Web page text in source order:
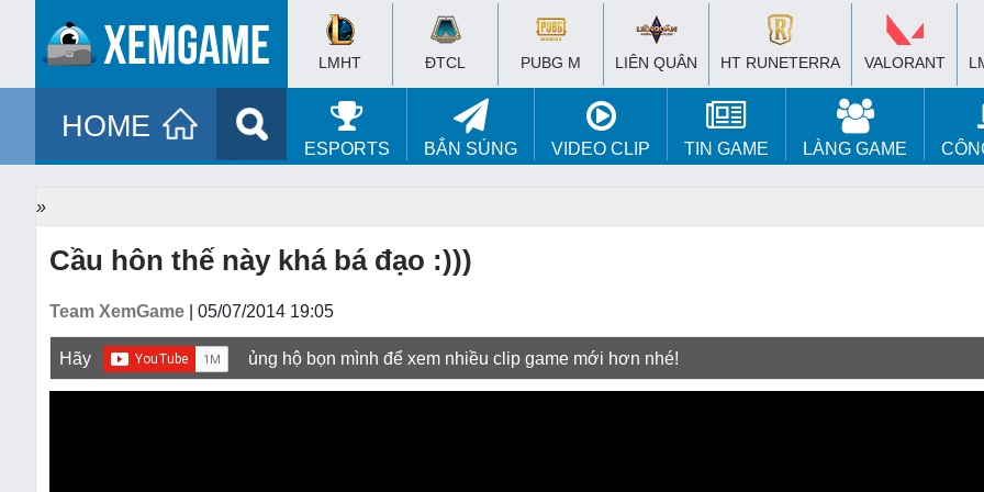
LMHT ĐTCL PUBG M LIÊN QUÂN HT RUNETERRA VALORANT
HOME
ESPORTS BẮN SÚNG VIDEO CLIP TIN GAME LÀNG GAME
»
Cầu hôn thế này khá bá đạo :)))
Team XemGame | 05/07/2014 19:05
Hãy ủng hộ bọn mình để xem nhiều clip game mới hơn nhé!